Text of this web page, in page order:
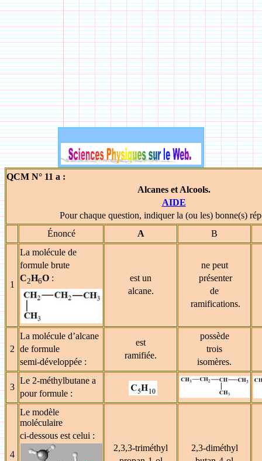
QCM N° 11 a :
Alcanes et Alcools.
AIDE
Pour chaque question, indiquer la (ou les) bonne(s)
Énoncé
A B
1
La molécule de
formule brute
C2H6O :
est un
alcane.
ne peut
présenter
de
ramifications.
2
La molécule d’alcane
de formule
semi-développée :
est
ramifiée.
possède
trois
isomères.
3
Le 2-méthylbutane a
pour formule :
4
Le modèle
moléculaire
ci-dessous est celui :
2,3,3-triméthyl
2,3-diméthyl